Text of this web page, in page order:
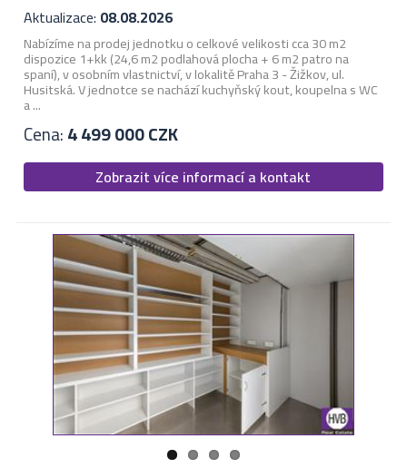
Aktualizace: 08.08.2026
Nabízíme na prodej jednotku o celkové velikosti cca 30 m2
dispozice 1+kk (24,6 m2 podlahová plocha + 6 m2 patro na
spaní), v osobním vlastnictví, v lokalitě Praha 3 - Žižkov, ul.
Husitská. V jednotce se nachází kuchyňský kout, koupelna s WC
a ...
Cena:4 499 000 CZK
Zobrazit více informací a kontakt